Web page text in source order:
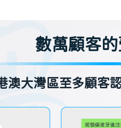
數萬顧客
澳大灣區至多顧客